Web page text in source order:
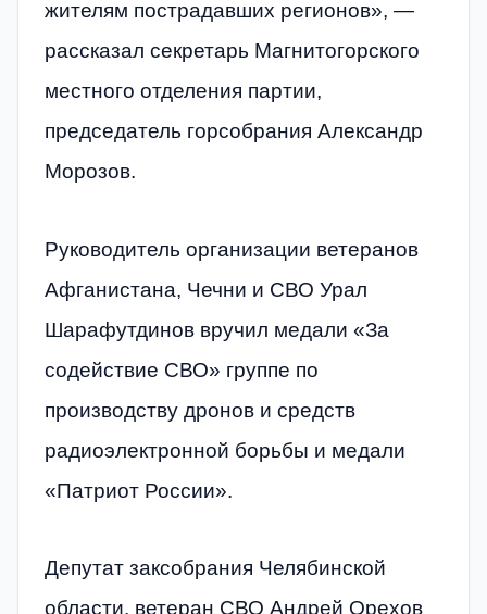
жителям пострадавших регионов», —
рассказал секретарь Магнитогорского
местного отделения партии,
председатель горсобрания Александр
Морозов.
Руководитель организации ветеранов
Афганистана, Чечни и СВО Урал
Шарафутдинов вручил медали «За
содействие СВО» группе по
производству дронов и средств
радиоэлектронной борьбы и медали
«Патриот России».
Депутат заксобрания Челябинской
области, ветеран СВО Андрей Орехов